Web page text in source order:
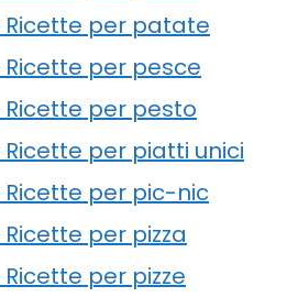
per patate
per pesce
per pesto
per piatti unici
per pic-nic
per pizza
per pizze